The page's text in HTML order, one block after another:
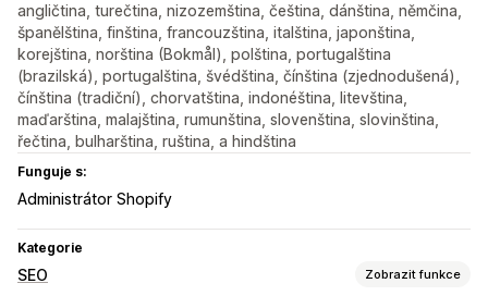
angličtina, turečtina, nizozemština, čeština, dánština, němčina,
španělština, finština, francouzština, italština, japonština,
korejština, norština (Bokmål), polština, portugalština
(brazilská), portugalština, švédština, čínština (zjednodušená),
čínština (tradiční), chorvatština, indonéština, litevština,
maďarština, malajština, rumunština, slovenština, slovinština,
řečtina, bulharština, ruština, a hindština
Funguje s:
Administrátor Shopify
Kategorie
SEO Zobrazit funkce